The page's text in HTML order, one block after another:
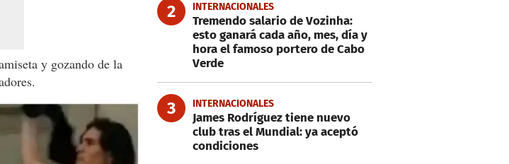
y gozando de la
2 INTERNACIONALES
Tremendo salario de Vozinha:
esto ganará cada año, mes, día y
hora el famoso portero de Cabo
Verde
3 INTERNACIONALES
James Rodríguez tiene nuevo
club tras el Mundial: ya aceptó
condiciones